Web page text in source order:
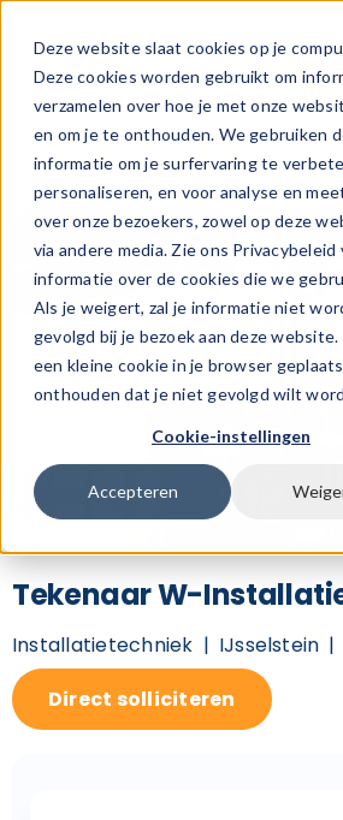
Deze website slaat cookies op je
Deze cookies worden gebruikt om
verzamelen over hoe je met onze
en om je te onthouden. We gebruiken
informatie om je surfervaring te
personaliseren, en voor analyse en
over onze bezoekers, zowel op deze
via andere media. Zie ons Privacybeleid
informatie over de cookies die we
Als je weigert, zal je informatie niet
gevolgd bij je bezoek aan deze
een kleine cookie in je browser
onthouden dat je niet gevolgd wilt
Cookie-instellingen
Accepteren
naar
inhoud
Vacatures
Voor werknemers
Voor werkgevers
Over ons
Tekenaar W-
Installatietechniek IJsselstein
Direct solliciteren